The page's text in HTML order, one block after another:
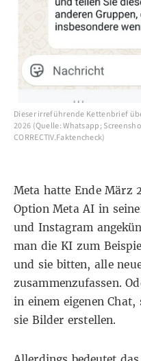
Dieser irreführende Kettenbrief
2026 (Quelle: Whatsapp;
CORRECTIV.Faktencheck)
Meta hatteEnde März
Option Meta AI in
und Instagram
man die KI zum
und sie bitten, alle
zusammenzufassen.
in einem eigenen
sie Bilder erstellen.